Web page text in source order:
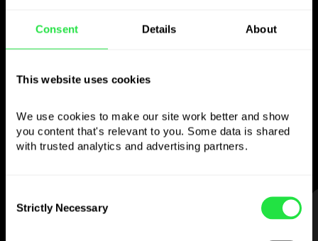
Consent Details About
This website uses cookies
We use cookies to make our site work better and show
you content that's relevant to you. Some data is shared
with trusted analytics and advertising partners.
Selection
Strictly Necessary
Користуйтесь
обраною валютою
так, як Вам зручно
Надсилайте гроші за кордон,
знімайте з банкоматів без
комісії, платіть мультивалютною карткою
КРОК 1